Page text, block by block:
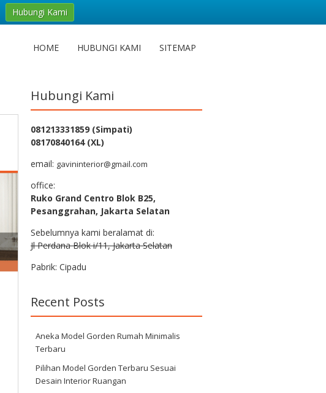
HOME HUBUNGI KAMI SITEMAP
Hubungi Kami
081213331859 (Simpati)
08170840164 (XL)
email: gavininterior@gmail.com
office:
Ruko Grand Centro Blok B25,
Pesanggrahan, Jakarta Selatan
Sebelumnya kami beralamat di:
Jl Perdana Blok i/11, Jakarta Selatan
Pabrik: Cipadu
Recent Posts
Aneka Model Gorden Rumah Minimalis
Terbaru
Pilihan Model Gorden Terbaru Sesuai
Desain Interior Ruangan
Hubungi Kami